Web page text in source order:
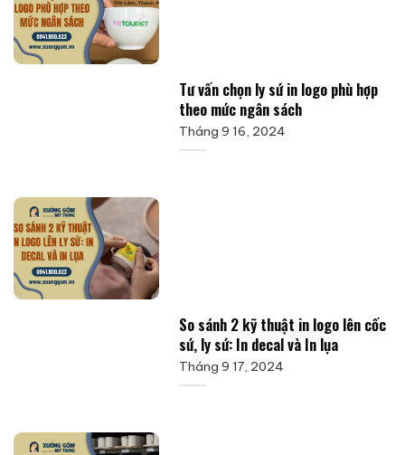
Tư vấn chọn ly sứ in logo phù hợp
theo mức ngân sách
Tháng 9 16, 2024
So sánh 2 kỹ thuật in logo lên cốc
sứ, ly sứ: In decal và In lụa
Tháng 9 17, 2024